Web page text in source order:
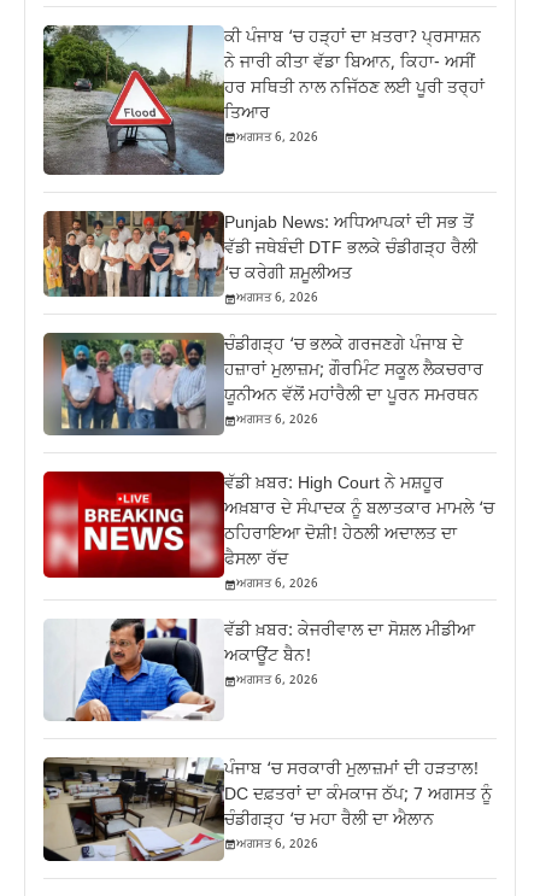
ਕੀ ਪੰਜਾਬ ‘ਚ ਹੜ੍ਹਾਂ ਦਾ ਖ਼ਤਰਾ? ਪ੍ਰਸਾਸ਼ਨ
ਨੇ ਜਾਰੀ ਕੀਤਾ ਵੱਡਾ ਬਿਆਨ, ਕਿਹਾ- ਅਸੀਂ
ਹਰ ਸਥਿਤੀ ਨਾਲ ਨਜਿੱਠਣ ਲਈ ਪੂਰੀ ਤਰ੍ਹਾਂ
ਤਿਆਰ
ਅਗਸਤ 6, 2026
Punjab News: ਅਧਿਆਪਕਾਂ ਦੀ ਸਭ ਤੋਂ
ਵੱਡੀ ਜਥੇਬੰਦੀ DTF ਭਲਕੇ ਚੰਡੀਗੜ੍ਹ ਰੈਲੀ
‘ਚ ਕਰੇਗੀ ਸ਼ਮੂਲੀਅਤ
ਅਗਸਤ 6, 2026
ਚੰਡੀਗੜ੍ਹ ‘ਚ ਭਲਕੇ ਗਰਜਣਗੇ ਪੰਜਾਬ ਦੇ
ਹਜ਼ਾਰਾਂ ਮੁਲਾਜ਼ਮ; ਗੌਰਮਿੰਟ ਸਕੂਲ ਲੈਕਚਰਾਰ
ਯੂਨੀਅਨ ਵੱਲੋਂ ਮਹਾਂਰੈਲੀ ਦਾ ਪੂਰਨ ਸਮਰਥਨ
ਅਗਸਤ 6, 2026
ਵੱਡੀ ਖ਼ਬਰ: High Court ਨੇ ਮਸ਼ਹੂਰ
ਅਖ਼ਬਾਰ ਦੇ ਸੰਪਾਦਕ ਨੂੰ ਬਲਾਤਕਾਰ ਮਾਮਲੇ ‘ਚ
ਠਹਿਰਾਇਆ ਦੋਸ਼ੀ! ਹੇਠਲੀ ਅਦਾਲਤ ਦਾ
ਫੈਸਲਾ ਰੱਦ
ਅਗਸਤ 6, 2026
ਵੱਡੀ ਖ਼ਬਰ: ਕੇਜਰੀਵਾਲ ਦਾ ਸੋਸ਼ਲ ਮੀਡੀਆ
ਅਕਾਊਂਟ ਬੈਨ!
ਅਗਸਤ 6, 2026
ਪੰਜਾਬ ‘ਚ ਸਰਕਾਰੀ ਮੁਲਾਜ਼ਮਾਂ ਦੀ ਹੜਤਾਲ!
DC ਦਫ਼ਤਰਾਂ ਦਾ ਕੰਮਕਾਜ ਠੱਪ; 7 ਅਗਸਤ ਨੂੰ
ਚੰਡੀਗੜ੍ਹ ‘ਚ ਮਹਾ ਰੈਲੀ ਦਾ ਐਲਾਨ
ਅਗਸਤ 6, 2026